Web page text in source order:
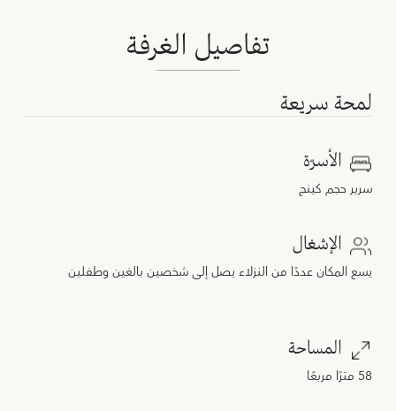
تفاصيل الغرفة
لمحة سريعة
الأسرّة
سرير حجم كينج
الإشغال
يسع المكان عددًا من النزلاء يصل إلى شخصين بالغين وطفلين
المساحة
58 مترًا مربعًا